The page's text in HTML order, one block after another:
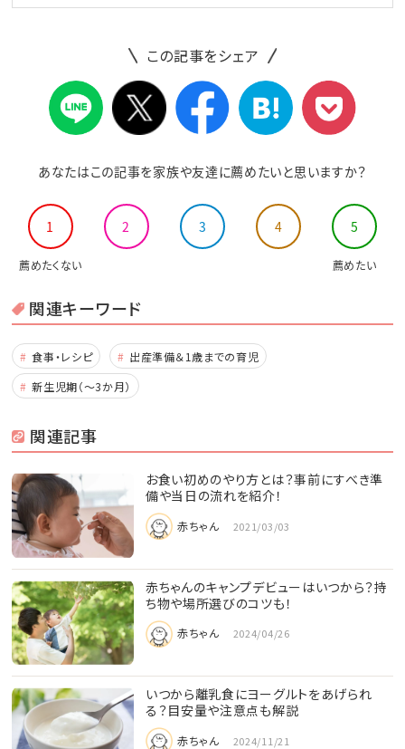
この記事をシェア
あなたはこの記事を家族や友達に薦めたいと思いますか？
1 2 3 4 5
薦めたくない 薦めたい
関連キーワード
食事・レシピ
出産準備＆1歳までの育児
新生児期（～3か月）
関連記事
お食い初めのやり方とは？事前にすべき準
備や当日の流れを紹介！
赤ちゃん 2021/03/03
赤ちゃんのキャンプデビューはいつから？持
ち物や場所選びのコツも！
赤ちゃん 2024/04/26
いつから離乳食にヨーグルトをあげられ
る？目安量や注意点も解説
赤ちゃん 2024/11/21